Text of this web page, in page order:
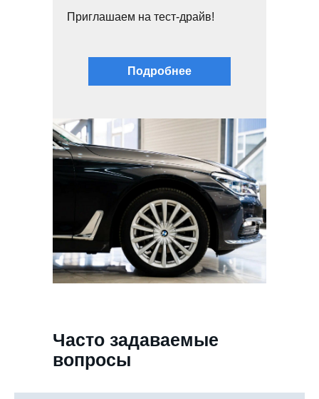
Приглашаем на тест-драйв!
Подробнее
Часто задаваемые
вопросы